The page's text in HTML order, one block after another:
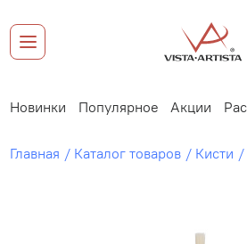
Новинки Популярное Акции
Главная Каталог товаров Кисти